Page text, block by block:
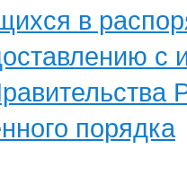
в
с
порядка